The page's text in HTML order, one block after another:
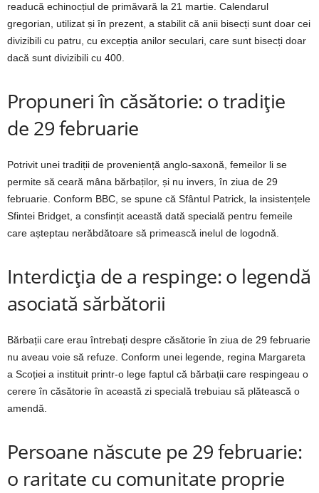
readucă echinocțiul de primăvară la 21 martie. Calendarul
gregorian, utilizat și în prezent, a stabilit că anii bisecți sunt doar cei
divizibili cu patru, cu excepția anilor seculari, care sunt bisecți doar
dacă sunt divizibili cu 400.
Propuneri în căsătorie: o tradiție
de 29 februarie
Potrivit unei tradiții de proveniență anglo-saxonă, femeilor li se
permite să ceară mâna bărbaților, și nu invers, în ziua de 29
februarie. Conform BBC, se spune că Sfântul Patrick, la insistențele
Sfintei Bridget, a consfințit această dată specială pentru femeile
care așteptau nerăbdătoare să primească inelul de logodnă.
Interdicția de a respinge: o legendă
asociată sărbătorii
Bărbații care erau întrebați despre căsătorie în ziua de 29 februarie
nu aveau voie să refuze. Conform unei legende, regina Margareta
a Scoției a instituit printr-o lege faptul că bărbații care respingeau o
cerere în căsătorie în această zi specială trebuiau să plătească o
amendă.
Persoane născute pe 29 februarie:
o raritate cu comunitate proprie